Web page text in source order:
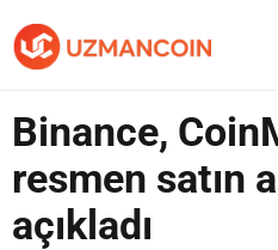
Contact / İletişim
Binance,
resmen satın
açıkladı